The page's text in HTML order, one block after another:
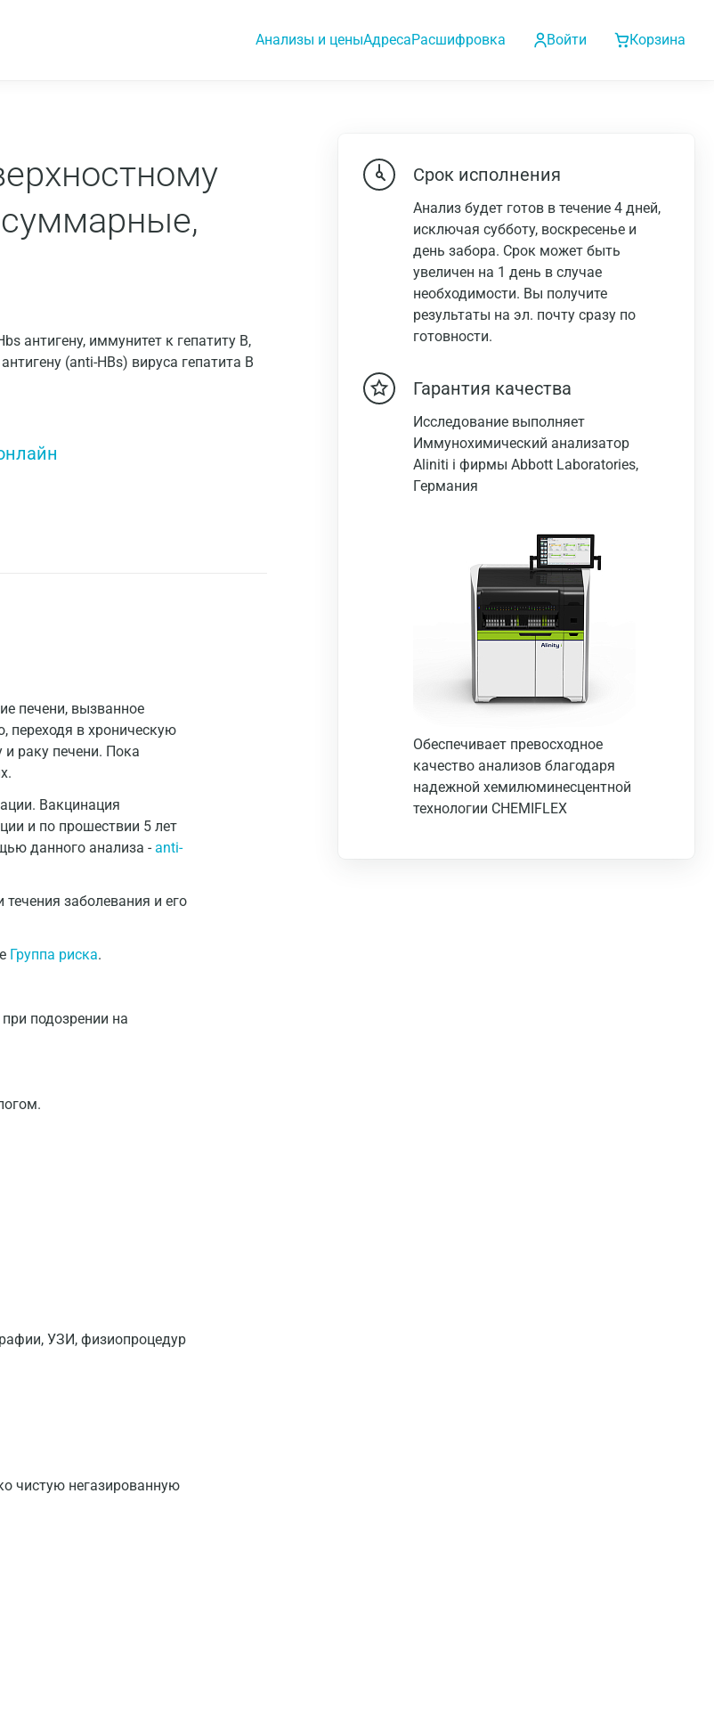
Анализы и ценыАдресаРасшифровка Войти Корзина
суммарные,
антигену, иммунитет к гепатиту В,
(anti-HBs) вируса гепатита B
печени, вызванное
переходя в хроническую
раку печени. Пока
Вакцинация
и по прошествии 5 лет
данного анализа - anti-
заболевания и его
Группа риска.
подозрении на
УЗИ, физиопроцедур
чистую негазированную
Срок исполнения
Анализ будет готов в течение 4 дней,
исключая субботу, воскресенье и
день забора. Срок может быть
увеличен на 1 день в случае
необходимости. Вы получите
результаты на эл. почту сразу по
готовности.
Гарантия качества
Исследование выполняет
Иммунохимический анализатор
Aliniti i фирмы Abbott Laboratories,
Германия
Обеспечивает превосходное
качество анализов благодаря
надежной хемилюминесцентной
технологии CHEMIFLEX